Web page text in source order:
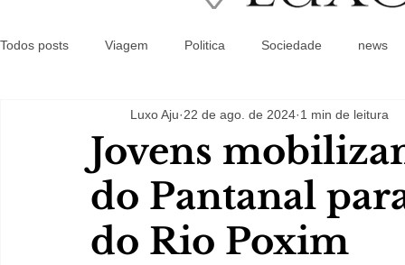
Todos posts Viagem Politica Sociedade news
Jovens
do Pantanal
do Rio Poxim
Luxo Aju 22 de ago. de 2024 1 min de leitura